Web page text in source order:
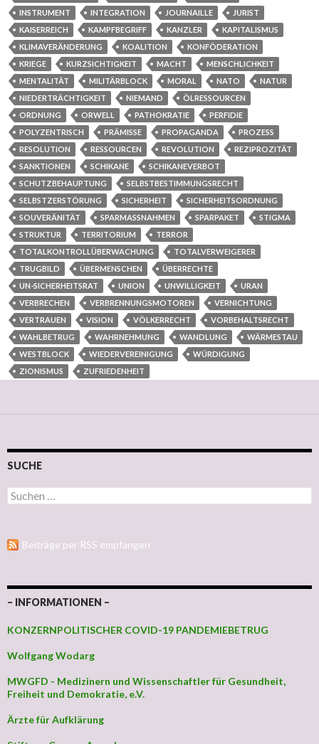
INSTRUMENT
INTEGRATION JOURNAILLE
JURIST
KAISERREICH
KAMPFBEGRIFF KANZLER
KAPITALISMUS
KLIMAVERÄNDERUNG
KOALITION
KONFÖDERATION
KRIEGE
KURZSICHTIGKEIT MACHT
MENSCHLICHKEIT
MENTALITÄT
MILITÄRBLOCK MORAL NATO
NATUR
NIEDERTRÄCHTIGKEIT
NIEMAND
ÖLRESSOURCEN
ORDNUNG
ORWELL PATHOKRATIE
PERFIDIE
POLYZENTRISCH
PRÄMISSE PROPAGANDA
PROZESS
RESOLUTION
RESSOURCEN REVOLUTION
REZIPROZITÄT
SANKTIONEN
SCHIKANE
SCHIKANEVERBOT
SCHUTZBEHAUPTUNG
SELBSTBESTIMMUNGSRECHT
SELBSTZERSTÖRUNG
SICHERHEIT
SICHERHEITSORDNUNG
SOUVERÄNITÄT
SPARMASSNAHMEN SPARPAKET
STIGMA
STRUKTUR
TERRITORIUM
TERROR
TOTALKONTROLLÜBERWACHUNG
TOTALVERWEIGERER
TRUGBILD
ÜBERMENSCHEN
ÜBERRECHTE
UN-SICHERHEITSRAT
UNION UNWILLIGKEIT
URAN
VERBRECHEN
VERBRENNUNGSMOTOREN
VERNICHTUNG
VERTRAUEN
VISION VÖLKERRECHT
VORBEHALTSRECHT
WAHLBETRUG
WAHRNEHMUNG WANDLUNG
WÄRMESTAU
WESTBLOCK
WIEDERVEREINIGUNG
WÜRDIGUNG
ZIONISMUS
ZUFRIEDENHEIT
SUCHE
Suchen nach:
Beiträge per RSS empfangen
– INFORMATIONEN –
KONZERNPOLITISCHER COVID-19 PANDEMIEBETRUG
Wolfgang Wodarg
MWGFD - Medizinern und Wissenschaftler für Gesundheit,
Freiheit und Demokratie, e.V.
Ärzte für Aufklärung